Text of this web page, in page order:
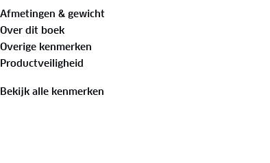
schilderachtige plekjes. Bij de meeste Kompass
formaat beschikbaar om te downloaden via de
Afmetingen & gewicht
Over dit boek
Overige kenmerken
Productveiligheid
Bekijk alle kenmerken